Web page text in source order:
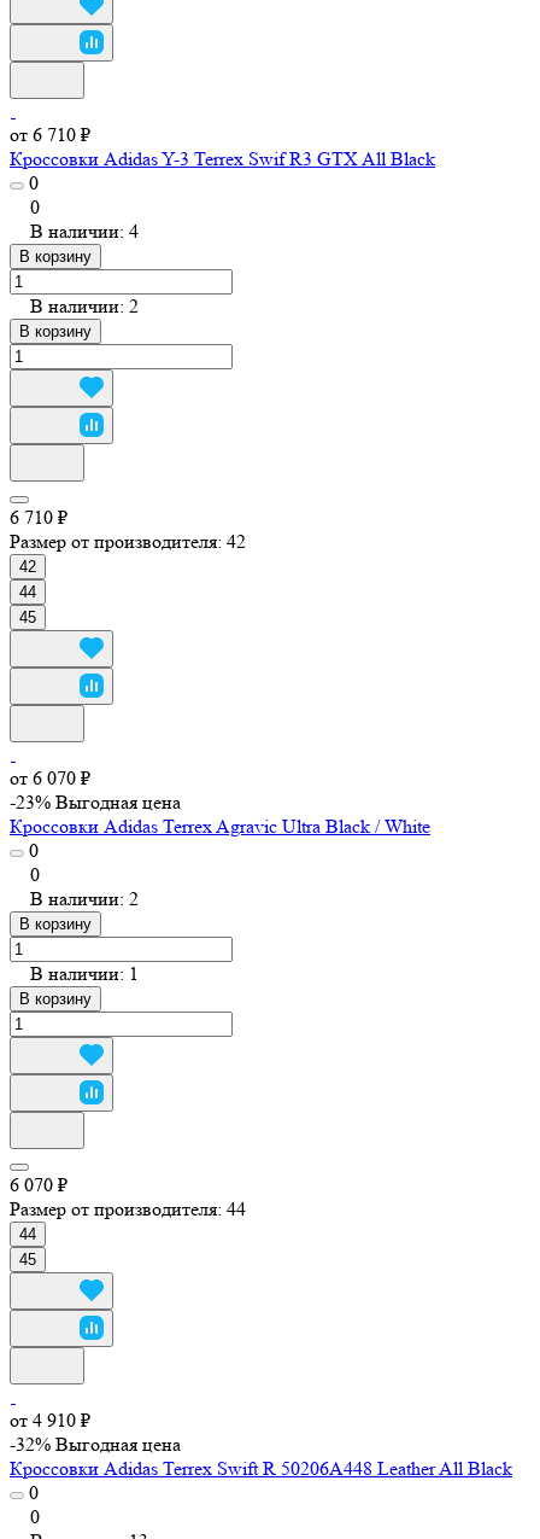
от 6 710 ₽
Кроссовки Adidas Y-3 Terrex Swif R3 GTX All Black
0
0
В наличии: 4
В корзину
В наличии: 2
В корзину
6 710 ₽
Размер от производителя: 42
42
44
45
от 6 070 ₽
-23% Выгодная цена
Кроссовки Adidas Terrex Agravic Ultra Black / White
0
0
В наличии: 2
В корзину
В наличии: 1
В корзину
6 070 ₽
Размер от производителя: 44
44
45
от 4 910 ₽
-32% Выгодная цена
Кроссовки Adidas Terrex Swift R 50206A448 Leather All Black
0
0